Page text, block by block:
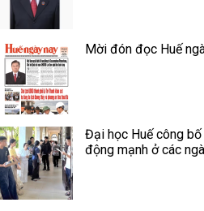
Mời đón đọc Huế
Đại học Huế công
động mạnh ở các